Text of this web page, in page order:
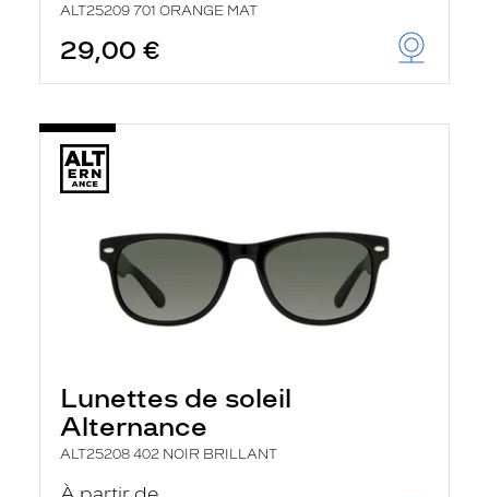
ALT25209 701 ORANGE MAT
29,00 €
Lunettes de soleil
Alternance
ALT25208 402 NOIR BRILLANT